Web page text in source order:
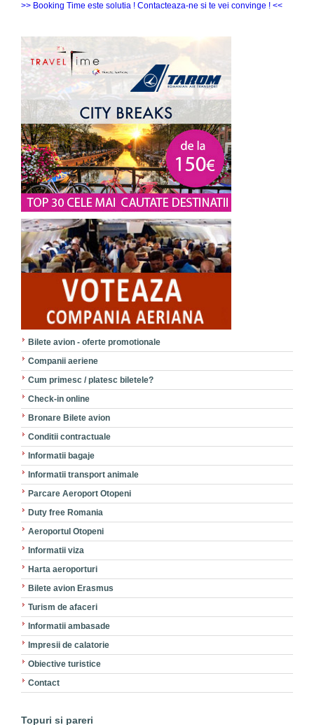
>> Booking Time este solutia ! Contacteaza-ne si te vei convinge ! <<
Bilete avion - oferte promotionale
Companii aeriene
Cum primesc / platesc biletele?
Check-in online
Bronare Bilete avion
Conditii contractuale
Informatii bagaje
Informatii transport animale
Parcare Aeroport Otopeni
Duty free Romania
Aeroportul Otopeni
Informatii viza
Harta aeroporturi
Bilete avion Erasmus
Turism de afaceri
Informatii ambasade
Impresii de calatorie
Obiective turistice
Contact
Topuri si pareri